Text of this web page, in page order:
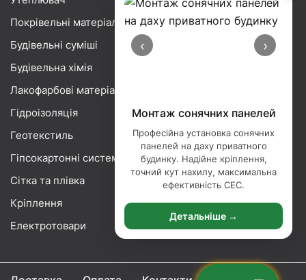
‹ ›
Монтаж сонячних панелей
Професійна установка сонячних
панелей на даху приватного
будинку. Надійне кріплення,
точний кут нахилу, максимальна
ефективність СЕС.
Детальніше →
Покрівельні матеріали
Будівельні суміші
Будівельна хімія
Лакофарбові матеріали
Гідроізоляція
Геотекстиль
Гіпсокартонні системи
Сітка та плівка
Кріплення
Електротовари